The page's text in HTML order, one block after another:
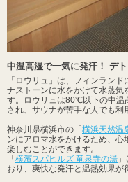
中温高湿で一気に発汗！ デ
「ロウリュ」は、フィンラン
ナストーンに水をかけて水蒸気
す。ロウリュは80℃以下の中温
され、サウナが苦手な人でも利
神奈川県横浜市の「 横浜天然温
ンにアロマ水をかけるため、
楽しむことができます。
「 横濱スパヒルズ 竜泉寺の湯
おり、爽快な発汗と温熱効果が